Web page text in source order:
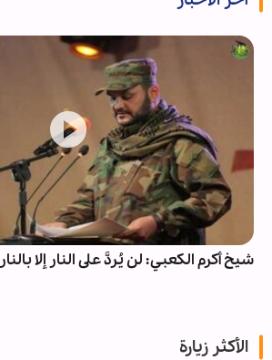
شيخ أکرم الکعبي: لن يُردَّ على النار إلا بالنار
الأكثر زيارة